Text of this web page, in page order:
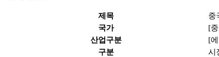
제목
중
국가
[
산업구분
[
구분
시